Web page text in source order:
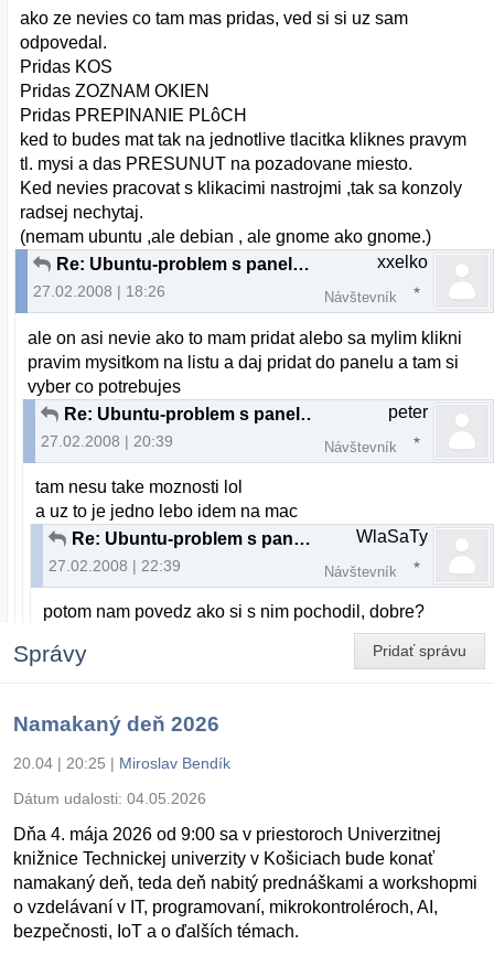
ako ze nevies co tam mas pridas, ved si si uz sam
odpovedal.
Pridas KOS
Pridas ZOZNAM OKIEN
Pridas PREPINANIE PLôCH
ked to budes mat tak na jednotlive tlacitka kliknes pravym
tl. mysi a das PRESUNUT na pozadovane miesto.
Ked nevies pracovat s klikacimi nastrojmi ,tak sa konzoly
radsej nechytaj.
(nemam ubuntu ,ale debian , ale gnome ako gnome.)
Re: Ubuntu-problem s panelom
27.02.2008 | 18:26
xxelko
Návštevník
ale on asi nevie ako to mam pridat alebo sa mylim klikni
pravim mysitkom na listu a daj pridat do panelu a tam si
vyber co potrebujes
Re: Ubuntu-problem s panelom
27.02.2008 | 20:39
peter
Návštevník
tam nesu take moznosti lol
a uz to je jedno lebo idem na mac
Re: Ubuntu-problem s panelom
27.02.2008 | 22:39
WlaSaTy
Návštevník
potom nam povedz ako si s nim pochodil, dobre?
Pridať správu
Správy
Namakaný deň 2026
20.04 | 20:25 | Miroslav Bendík
Dátum udalosti: 04.05.2026
Dňa 4. mája 2026 od 9:00 sa v priestoroch Univerzitnej
knižnice Technickej univerzity v Košiciach bude konať
namakaný deň, teda deň nabitý prednáškami a workshopmi
o vzdelávaní v IT, programovaní, mikrokontroléroch, AI,
bezpečnosti, IoT a o ďalších témach.